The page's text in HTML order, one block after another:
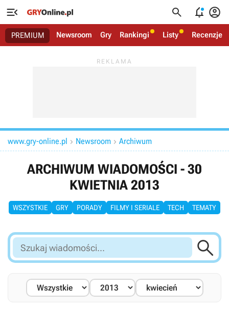
   
PREMIUM Newsroom Gry Rankingi Listy Recenzje
www.gry-online.pl  Newsroom  Archiwum
ARCHIWUM WIADOMOŚCI - 30
KWIETNIA 2013
WSZYSTKIE GRY PORADY FILMY I SERIALE TECH TEMATY
Szukaj
wiadomości...
